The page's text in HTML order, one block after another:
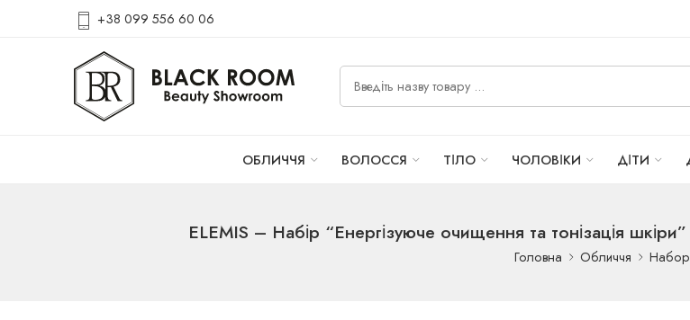
+38 099 556 60 06
ОБЛИЧЧЯ ВОЛОССЯ ТІЛО ЧОЛОВІКИ ДІТИ
ELEMIS – Набір “Енергізуюче очищення та тонізація
Головна Обличчя